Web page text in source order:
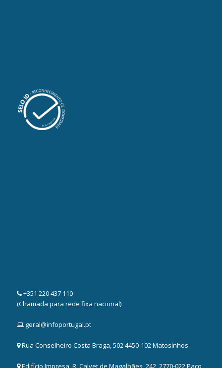
+351 220 437 110
(Chamada para rede fixa nacional)
geral@infoportugal.pt
Rua Conselheiro Costa Braga, 502 4450-102 Matosinhos
Edifício Impresa, R. Calvet de Magalhães, 242, 2770-022 Paço